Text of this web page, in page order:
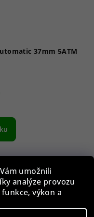
umožnili
analýze provozu
výkon a
37mm 5ATM